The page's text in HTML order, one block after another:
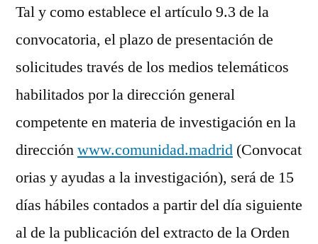
Tal y como establece el artículo 9.3 de la
convocatoria, el plazo de presentación de
solicitudes través de los medios telemáticos
habilitados por la dirección general
competente en materia de investigación en la
direcciónwww.comunidad.madrid (Convocat
orias y ayudas a la investigación), será de 15
días hábiles contados a partir del día siguiente
al de la publicación del extracto de la Orden